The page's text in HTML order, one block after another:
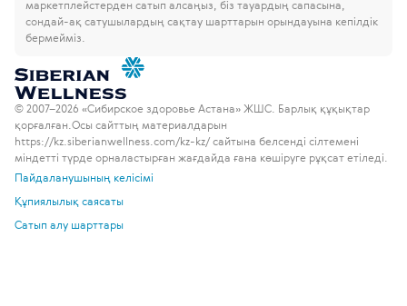
маркетплейстерден сатып алсаңыз, біз тауардың сапасына,
сондай-ақ сатушылардың сақтау шарттарын орындауына кепілдік
бермейміз.
© 2007–2026 «Сибирское здоровье Астана» ЖШС. Барлық құқықтар
қорғалған. Осы сайттың материалдарын
https://kz.siberianwellness.com/kz-kz/ сайтына белсенді сілтемені
міндетті түрде орналастырған жағдайда ғана көшіруге рұқсат етіледі.
Пайдаланушының келісімі
Құпиялылық саясаты
Сатып алу шарттары